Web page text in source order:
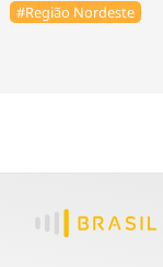
#Região Nordeste